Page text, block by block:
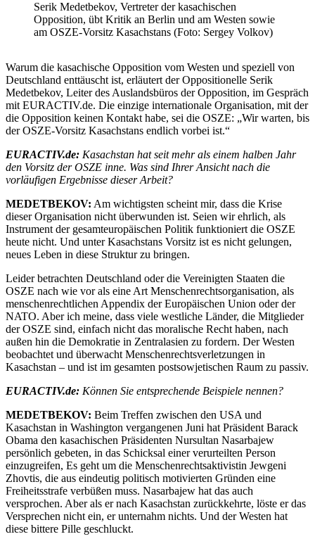
Serik Medetbekov, Vertreter der kasachischen
Opposition, übt Kritik an Berlin und am Westen sowie
am OSZE-Vorsitz Kasachstans (Foto: Sergey Volkov)
Warum die kasachische Opposition vom Westen und speziell von
Deutschland enttäuscht ist, erläutert der Oppositionelle Serik
Medetbekov, Leiter des Auslandsbüros der Opposition, im Gespräch
mit EURACTIV.de. Die einzige internationale Organisation, mit der
die Opposition keinen Kontakt habe, sei die OSZE: „Wir warten, bis
der OSZE-Vorsitz Kasachstans endlich vorbei ist.“
EURACTIV.de: Kasachstan hat seit mehr als einem halben Jahr
den Vorsitz der OSZE inne. Was sind Ihrer Ansicht nach die
vorläufigen Ergebnisse dieser Arbeit?
MEDETBEKOV: Am wichtigsten scheint mir, dass die Krise
dieser Organisation nicht überwunden ist. Seien wir ehrlich, als
Instrument der gesamteuropäischen Politik funktioniert die OSZE
heute nicht. Und unter Kasachstans Vorsitz ist es nicht gelungen,
neues Leben in diese Struktur zu bringen.
Leider betrachten Deutschland oder die Vereinigten Staaten die
OSZE nach wie vor als eine Art Menschenrechtsorganisation, als
menschenrechtlichen Appendix der Europäischen Union oder der
NATO. Aber ich meine, dass viele westliche Länder, die Mitglieder
der OSZE sind, einfach nicht das moralische Recht haben, nach
außen hin die Demokratie in Zentralasien zu fordern. Der Westen
beobachtet und überwacht Menschenrechtsverletzungen in
Kasachstan – und ist im gesamten postsowjetischen Raum zu passiv.
EURACTIV.de: Können Sie entsprechende Beispiele nennen?
MEDETBEKOV: Beim Treffen zwischen den USA und
Kasachstan in Washington vergangenen Juni hat Präsident Barack
Obama den kasachischen Präsidenten Nursultan Nasarbajew
persönlich gebeten, in das Schicksal einer verurteilten Person
einzugreifen, Es geht um die Menschenrechtsaktivistin Jewgeni
Zhovtis, die aus eindeutig politisch motivierten Gründen eine
Freiheitsstrafe verbüßen muss. Nasarbajew hat das auch
versprochen. Aber als er nach Kasachstan zurückkehrte, löste er das
Versprechen nicht ein, er unternahm nichts. Und der Westen hat
diese bittere Pille geschluckt.